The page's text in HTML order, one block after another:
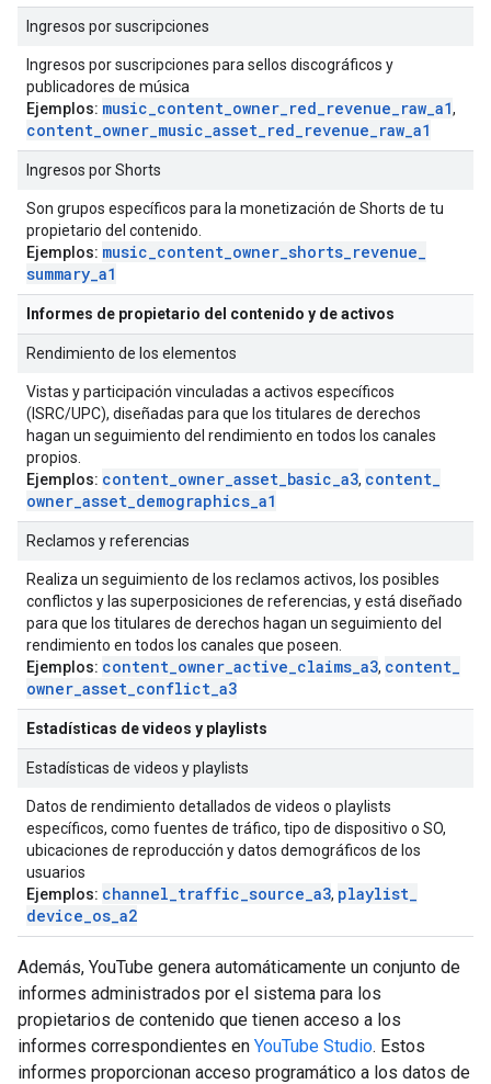
Ingresos por suscripciones
Ingresos por suscripciones para sellos discográficos y
publicadores de música
Ejemplos: music_content_owner_red_revenue_raw_a1,
content_owner_music_asset_red_revenue_raw_a1
Ingresos por Shorts
Son grupos específicos para la monetización de Shorts de tu
propietario del contenido.
Ejemplos: music_content_owner_shorts_revenue_
summary_a1
Informes de propietario del contenido y de activos
Rendimiento de los elementos
Vistas y participación vinculadas a activos específicos
(ISRC/UPC), diseñadas para que los titulares de derechos
hagan un seguimiento del rendimiento en todos los canales
propios.
Ejemplos: content_owner_asset_basic_a3, content_
owner_asset_demographics_a1
Reclamos y referencias
Realiza un seguimiento de los reclamos activos, los posibles
conflictos y las superposiciones de referencias, y está diseñado
para que los titulares de derechos hagan un seguimiento del
rendimiento en todos los canales que poseen.
Ejemplos: content_owner_active_claims_a3, content_
owner_asset_conflict_a3
Estadísticas de videos y playlists
Estadísticas de videos y playlists
Datos de rendimiento detallados de videos o playlists
específicos, como fuentes de tráfico, tipo de dispositivo o SO,
ubicaciones de reproducción y datos demográficos de los
usuarios
Ejemplos: channel_traffic_source_a3, playlist_
device_os_a2
Además, YouTube genera automáticamente un conjunto de
informes administrados por el sistema para los
propietarios de contenido que tienen acceso a los
informes correspondientes en YouTube Studio. Estos
informes proporcionan acceso programático a los datos de